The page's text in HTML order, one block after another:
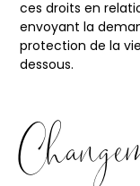
ces droits en
envoyant la
protection de la
dessous.